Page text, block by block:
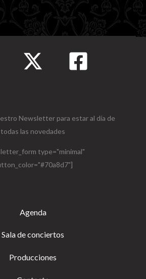
Newsletter para estar al día de
todas las novedades
type="minimal"
Agenda
Sala de conciertos
Producciones